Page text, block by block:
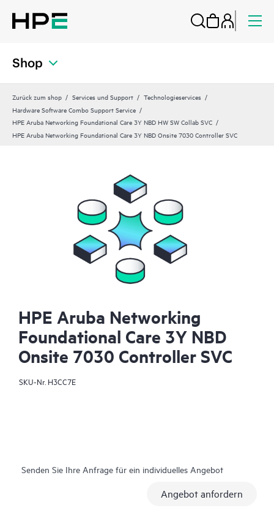
Shop
Zurück zum shop Services und Support
Technologieservices
Hardware Software Combo Support Service
HPE Aruba Networking Foundational Care 3Y NBD HW SW Collab SVC
HPE Aruba Networking Foundational Care 3Y NBD Onsite 7030 Controller SVC
HPE Aruba Networking
Foundational Care 3Y NBD
Onsite 7030 Controller SVC
SKU-Nr. H3CC7E
Senden Sie Ihre Anfrage für ein individuelles Angebot
Angebot anfordern